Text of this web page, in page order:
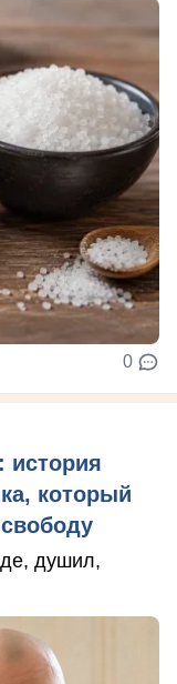
0
история
который
душил,